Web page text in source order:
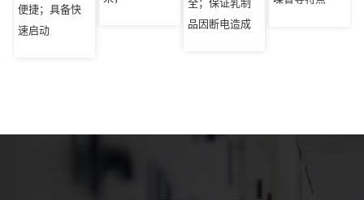
便捷；具备快
速启动
全；保证乳制
品因断电造成